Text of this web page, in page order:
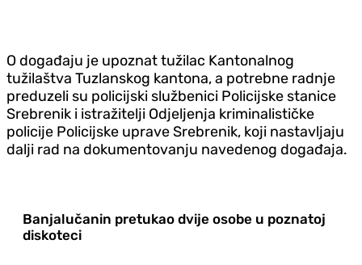
O događaju je upoznat tužilac Kantonalnog
tužilaštva Tuzlanskog kantona, a potrebne radnje
preduzeli su policijski službenici Policijske stanice
Srebrenik i istražitelji Odjeljenja kriminalističke
policije Policijske uprave Srebrenik, koji nastavljaju
dalji rad na dokumentovanju navedenog događaja.
Banjalučanin pretukao dvije osobe u poznatoj
diskoteci